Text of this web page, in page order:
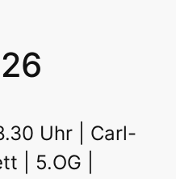
Uhr | Carl-
| 5.OG |